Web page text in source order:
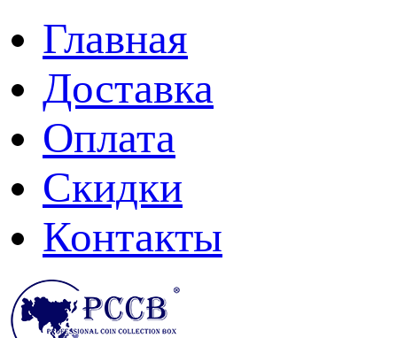
Главная
Доставка
Оплата
Скидки
Контакты